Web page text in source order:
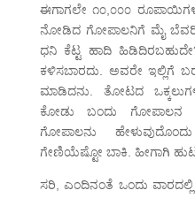
ಈಗಾಗಲೇ ೧೦,೦೦೦
ನೋಡಿದ ಗೋಪಾಲನಿಗೆ ಮೈ
ಧನಿ ಕೆಟ್ಟ ಹಾದಿ
ಕಳಿಸಬಾರದು. ಅವರೇ ಇಲ್ಲಿಗೆ
ಮಾಡಿದನು. ತೋಟದ
ಕೋಡು ಬಂದು ಗೋಪಾಲನ
ಗೋಪಾಲನು
ಗೇಣಿಯೆಷ್ಟೋ ಬಾಕಿ. ಹೀಗಾಗಿ
ಸರಿ, ಎಂದಿನಂತೆ ಒಂದು